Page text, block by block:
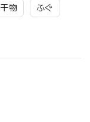
干物 ふぐ